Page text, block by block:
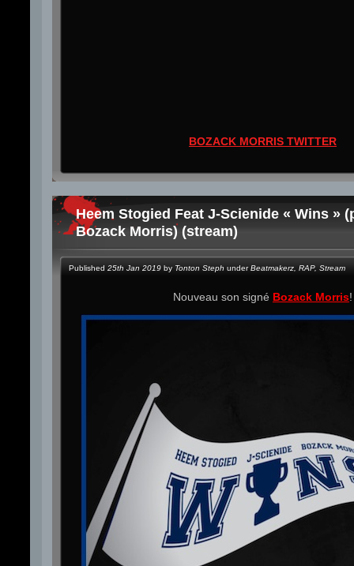
BOZACK MORRIS TWITTER
Heem Stogied Feat J-Scienide « Wins »
Bozack Morris) (stream)
Published 25th Jan 2019 by Tonton Steph underBeatmakerz RAP, Stream
Nouveau son signé Bozack Morris!